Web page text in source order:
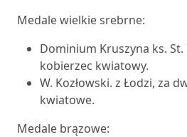
Medale wielkie srebrne:
Dominium Kruszyna ks.
kobierzec kwiatowy.
W. Kozłowski. z Łodzi, za
kwiatowe.
Medale brązowe: